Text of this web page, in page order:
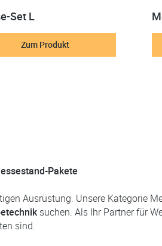
Set L
Zum Produkt
Pakete
Ausrüstung. Unsere Kategorie
suchen. Als Ihr Partner für
sind.